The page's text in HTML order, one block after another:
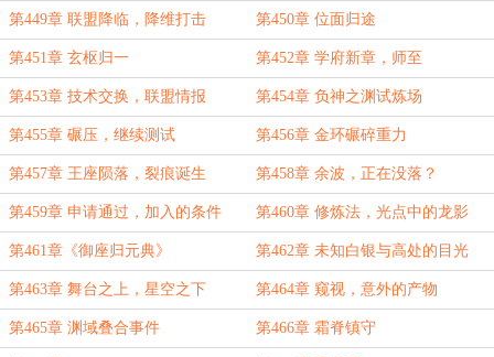
第449章 联盟降临，降维打击 第450章 位面归途
第451章 玄枢归一 第452章 学府新章，师至
第453章 技术交换，联盟情报 第454章 负神之渊试炼场
第455章 碾压，继续测试 第456章 金环碾碎重力
第457章 王座陨落，裂痕诞生 第458章 余波，正在没落？
第459章 申请通过，加入的条件 第460章 修炼法，光点中的龙影
第461章《御座归元典》 第462章 未知白银与高处的目光
第463章 舞台之上，星空之下 第464章 窥视，意外的产物
第465章 渊域叠合事件 第466章 霜脊镇守